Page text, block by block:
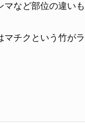
など部位の違いも
マチクという竹が